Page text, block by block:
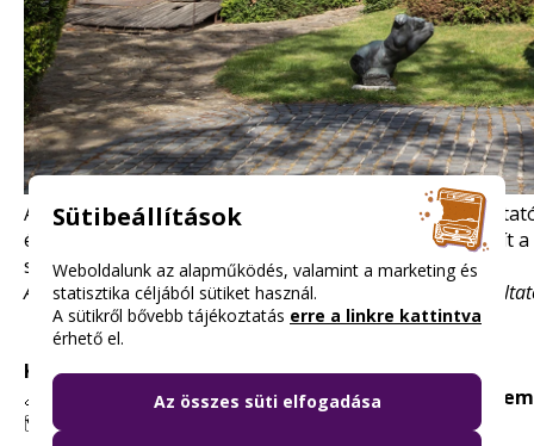
A Varga Imre Kossuth‑díjas szobrász életművét
és maketteket mutat be. A kiállítás lehetőséget biztosít
stílusainak részletes megismerésére.
A pontos nyitvatartásról és a beváltás feltételeiről a
Kedvezmény mértéke:ingyenes
🔗
https://budapestgaleria.hu/_/varga-imre-
🗺️ 1033 Budapest, Laktanya utca 7.
Sütibeállítások
Weboldalunk az alapműködés, valamint a marketing és
statisztika céljából sütiket használ.
A sütikről bővebb tájékoztatás erre a linkre kattintva
érhető el.
Az összes süti elfogadása